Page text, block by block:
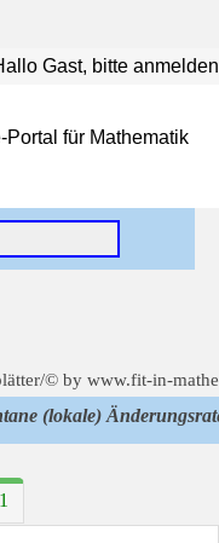
Gast, bitte anmelden
(lokale)